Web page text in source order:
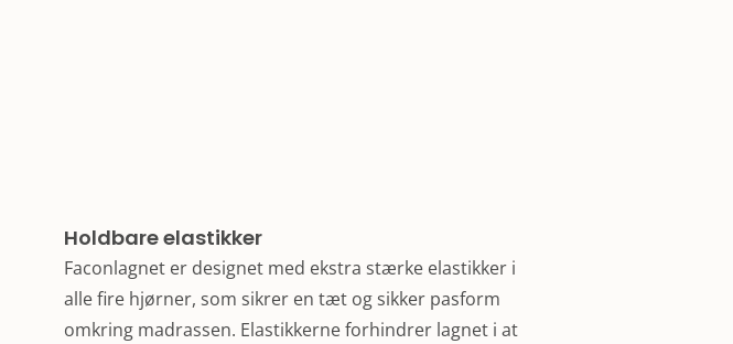
Holdbare elastikker
Faconlagnet er designet med ekstra stærke elastikker i
alle fire hjørner, som sikrer en tæt og sikker pasform
omkring madrassen. Elastikkerne forhindrer lagnet i at